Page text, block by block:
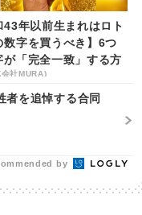
43年以前生まれはロト
数字を買うべき】6つ
が「完全一致」する方
社MURA)
を追悼する合同
by